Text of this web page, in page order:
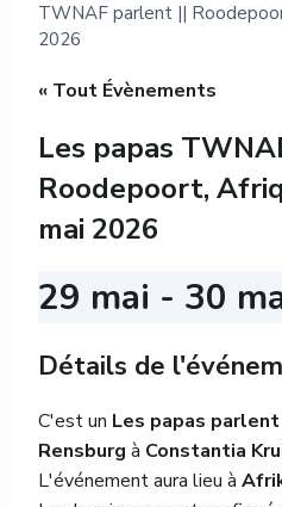
TWNAF parlent ||
2026
« Tout Évènements
Les papas
Roodepoort,
mai 2026
29 mai - 30
Détails de
C'est un Les papas parlent
Rensburg à Constantia
L'événement aura lieu à